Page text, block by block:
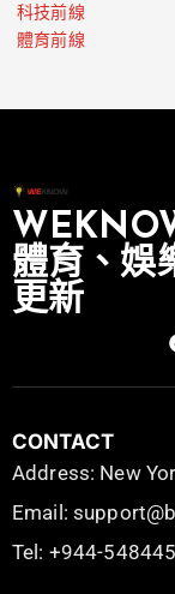
科技前線
體育前線
體育、娛
更新
CONTACT
Address: New
Email:
Tel: +944-